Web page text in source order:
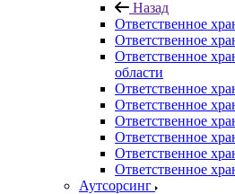
Назад
Ответственное
Ответственное
Ответственное
области
Ответственное
Ответственное
Ответственное
Ответственное
Ответственное
Ответственное
Аутсорсинг